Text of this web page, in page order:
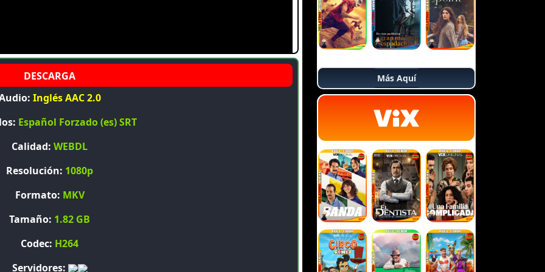
Inglés AAC 2.0
Español Forzado (es) SRT
Calidad: WEBDL
Resolución: 1080p
Formato: MKV
Tamaño: 1.82 GB
Codec: H264
Servidores:
Más Aquí